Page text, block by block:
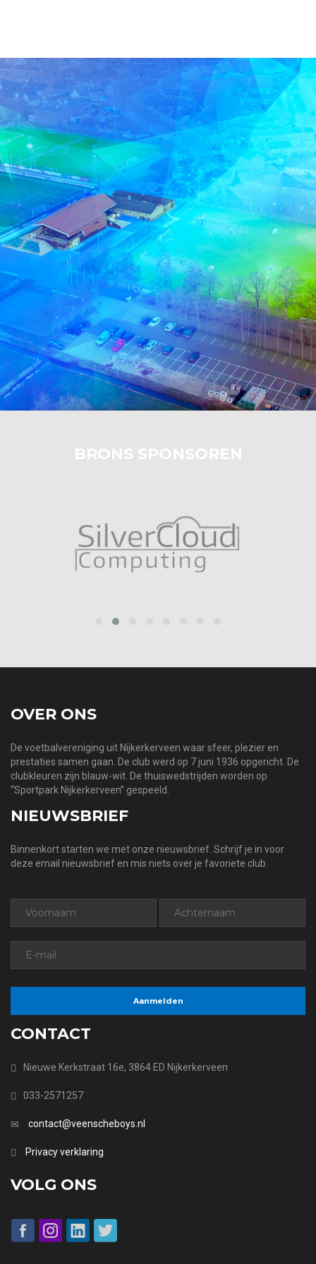
BRONS SPONSOREN
OVER ONS
De voetbalvereniging uit Nijkerkerveen waar sfeer, plezier en
prestaties samen gaan. De club werd op 7 juni 1936 opgericht. De
clubkleuren zijn blauw-wit. De thuiswedstrijden worden op
“Sportpark Nijkerkerveen” gespeeld.
NIEUWSBRIEF
Binnenkort starten we met onze nieuwsbrief. Schrijf je in voor
deze email nieuwsbrief en mis niets over je favoriete club.
CONTACT
Nieuwe Kerkstraat 16e, 3864 ED Nijkerkerveen
033-2571257
contact@veenscheboys.nl
Privacy verklaring
VOLG ONS